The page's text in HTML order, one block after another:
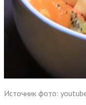
Источник фото: